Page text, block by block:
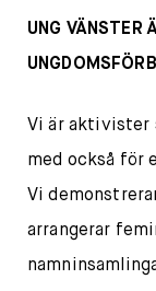
UNG VÄNSTER
Vi är aktivister
med också för
Vi
arrangerar